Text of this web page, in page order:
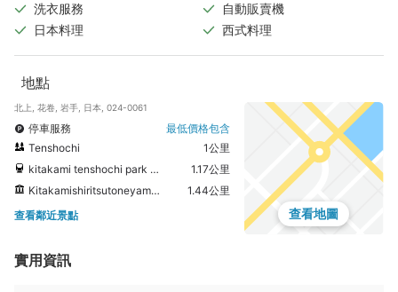
洗衣服務
自動販賣機
日本料理
西式料理
地點
北上, 花卷, 岩手, 日本, 024-0061
停車服務
最低價格包含
Tenshochi
1公里
kitakami tenshochi park Horse carriage
1.17公里
Kitakamishiritsutoneyamakojin Memorial Museum
1.44公里
查看鄰近景點
查看地圖
實用資訊